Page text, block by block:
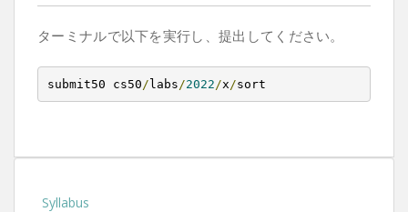
ターミナルで以下を実行し、提出してください。
submit50 cs50 /labs /2022 /x /sort
Syllabus